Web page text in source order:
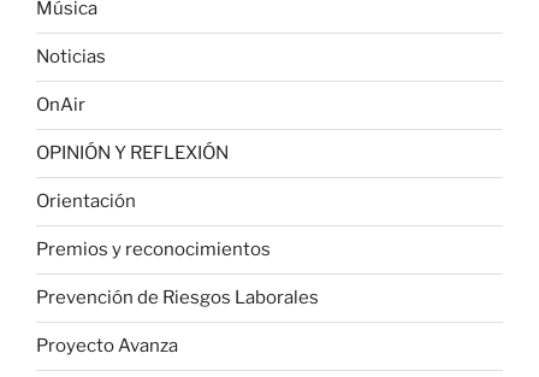
Música
Noticias
OnAir
OPINIÓN Y REFLEXIÓN
Orientación
Premios y reconocimientos
Prevención de Riesgos Laborales
Proyecto Avanza